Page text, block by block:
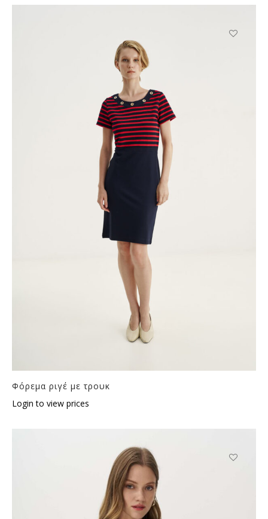
Φόρεμα ριγέ με τρουκ
Login to view prices